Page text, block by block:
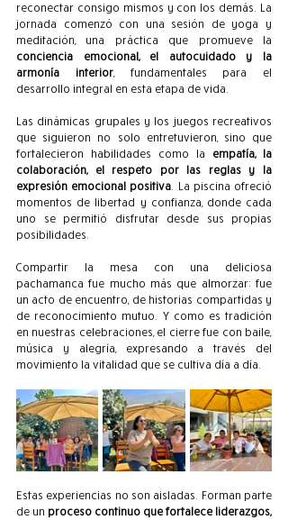
reconectar consigo mismos y con los demás. La
jornada comenzó con una sesión de yoga y
conciencia emocional, el autocuidado y la
armonía interior, fundamentales para el
desarrollo integral en esta etapa de vida.
Las dinámicas grupales y los juegos recreativos
que siguieron no solo entretuvieron, sino que
fortalecieron habilidades como la empatía, la
colaboración, el respeto por las reglas y la
expresión emocional positiva. La piscina ofreció
momentos de libertad y confianza, donde cada
uno se permitió disfrutar desde sus propias
posibilidades.
Compartir la mesa con una deliciosa
pachamanca fue mucho más que almorzar: fue
un acto de encuentro, de historias compartidas y
de reconocimiento mutuo. Y como es tradición
en nuestras celebraciones, el cierre fue con baile,
música y alegría, expresando a través del
movimiento la vitalidad que se cultiva día a día.
Estas experiencias no son aisladas. Forman parte
de un proceso continuo que fortalece liderazgos,